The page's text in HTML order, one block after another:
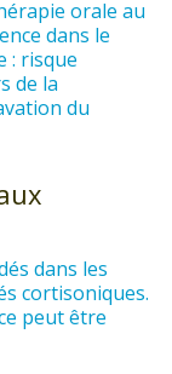
orale au
dans le
: risque
de la
du
dans les
cortisoniques.
peut être